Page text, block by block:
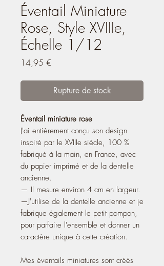
Éventail Miniature
Rose, Style XVIIIe,
Échelle 1/12
14,95 €
Rupture de stock
Éventail miniature rose
J'ai entièrement conçu son design
inspiré par le XVIIIe siècle, 100 %
fabriqué à la main, en France, avec
du papier imprimé et de la dentelle
ancienne.
— Il mesure environ 4 cm en largeur.
—J'utilise de la dentelle ancienne et je
fabrique également le petit pompon,
pour parfaire l'ensemble et donner un
caractère unique à cette création.
Mes éventails miniatures sont créés